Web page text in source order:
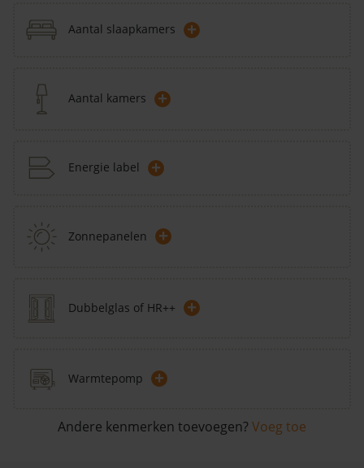
Aantal slaapkamers +
Aantal kamers +
Energie label +
Zonnepanelen +
Dubbelglas of HR++ +
Warmtepomp +
Andere kenmerken toevoegen? Voeg toe